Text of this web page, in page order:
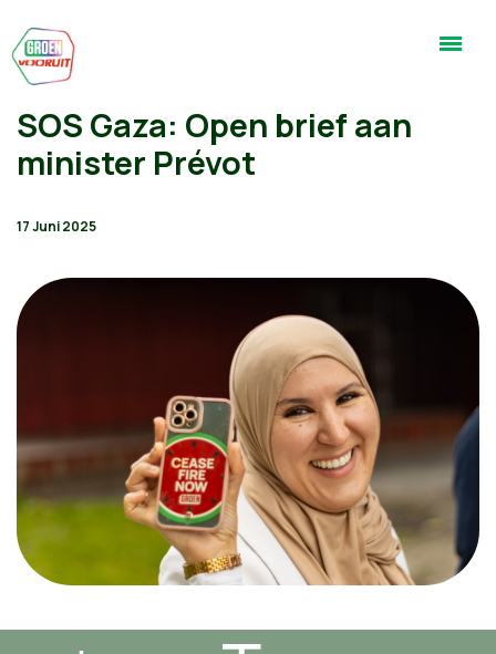
SOS Gaza: Open brief aan
minister Prévot
17 Juni 2025